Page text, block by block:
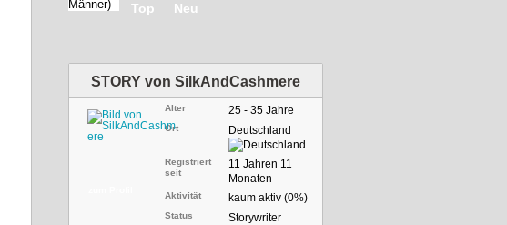
Top Neu
STORY von SilkAndCashmere
Alter 25 - 35 Jahre
Ort Deutschland
Registriert
seit
11 Jahren 11
Monaten
Aktivität kaum aktiv (0%)
Status Storywriter